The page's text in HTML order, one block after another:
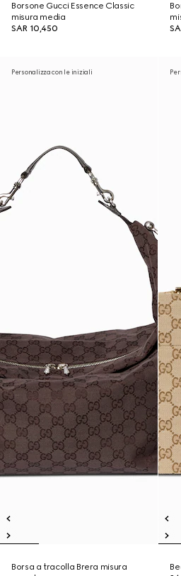
Borsone Gucci Essence Classic
misura media
SAR 10,450
Personalizza con le iniziali
Borsa a tracolla Brera misura